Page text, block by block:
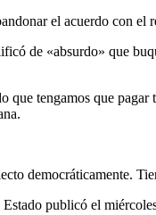
el acuerdo con
de «absurdo» que
que tengamos que pagar
democráticamente.
publicó el